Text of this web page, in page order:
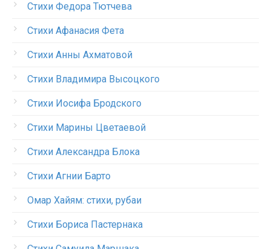
Стихи Федора Тютчева
Стихи Афанасия Фета
Стихи Анны Ахматовой
Стихи Владимира Высоцкого
Стихи Иосифа Бродского
Стихи Марины Цветаевой
Стихи Александра Блока
Стихи Агнии Барто
Омар Хайям: стихи, рубаи
Стихи Бориса Пастернака